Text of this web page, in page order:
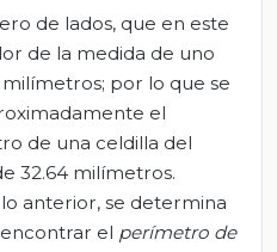
de lados, que en este
de la medida de uno
milímetros; por lo que se
el
de una celdilla del
32.64 milímetros.
anterior, se determina
el perímetro de